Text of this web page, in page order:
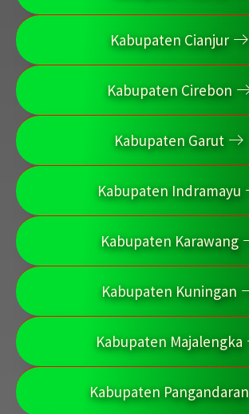
Kabupaten Cianjur
Kabupaten Cirebon
Kabupaten Garut
Kabupaten Indramayu
Kabupaten Karawang
Kabupaten Kuningan
Kabupaten Majalengka
Kabupaten Pangandaran